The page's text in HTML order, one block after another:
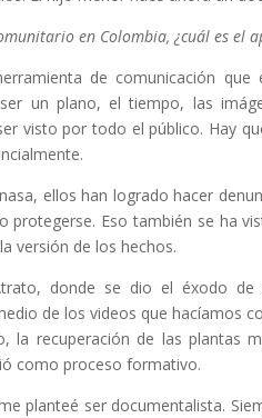
en Colombia, ¿cuál es el
de comunicación
un plano, el tiempo, las
visto por todo el público. Hay
ellos han logrado hacer
protegerse. Eso también se ha
versión de los hechos.
donde se dio el éxodo
de los videos que hacíamos
la recuperación de las plantas
como proceso formativo.
planteé ser documentalista.